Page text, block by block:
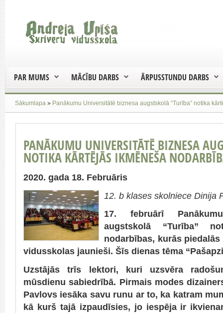
PAR MUMS MĀCĪBU DARBS ĀRPUSSTUNDU DARBS
Sākumlapa » Panākumu Universitātē biznesa augstskolā “Turība” notika
PANĀKUMU UNIVERSITĀTĒ BIZNESA
NOTIKA KĀRTĒJĀS IKMĒNEŠA
2020. gada 18. Februāris
12. b klases skolniece Dinija
17. februārī
augstskolā “Turība”
nodarbības, kurās
vidusskolas jaunieši. Šīs dienas tēma
Uzstājās trīs lektori, kuri uzsvēra
mūsdienu sabiedrībā. Pirmais modes
Pavlovs iesāka savu runu ar to, ka katram
kā kurš tajā izpaudīsies, jo iespēja ir